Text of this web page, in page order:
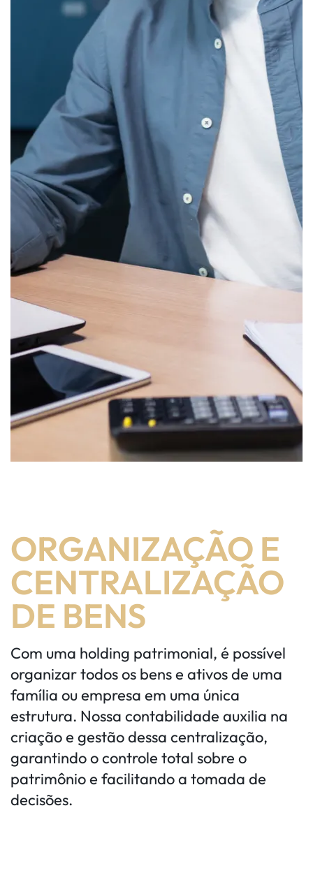
ORGANIZAÇÃO E
CENTRALIZAÇÃO
DE BENS
Com uma holding patrimonial, é possível
organizar todos os bens e ativos de uma
família ou empresa em uma única
estrutura. Nossa contabilidade auxilia na
criação e gestão dessa centralização,
garantindo o controle total sobre o
patrimônio e facilitando a tomada de
decisões.